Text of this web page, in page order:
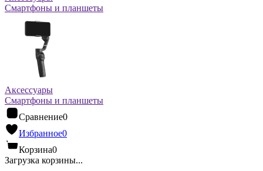
Смартфоны и планшеты
Аксессуары
Смартфоны и планшеты
Сравнение0
Избранное0
Корзина0
Загрузка корзины...